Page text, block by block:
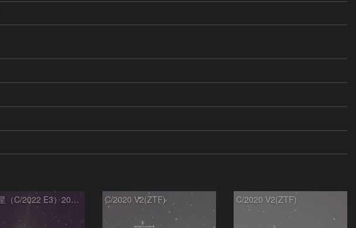
ZTF彗星（C/2022 E3）2023/01/26 C/2020 V2(ZTF) C/2020 V2(ZTF)